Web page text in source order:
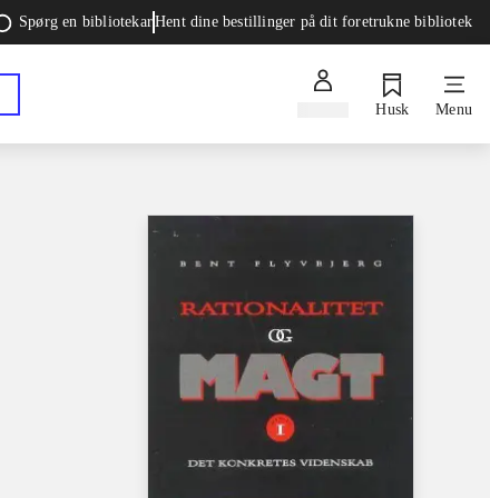
Spørg en bibliotekarHent dine bestillinger på dit foretrukne bibliotek
Husk Menu